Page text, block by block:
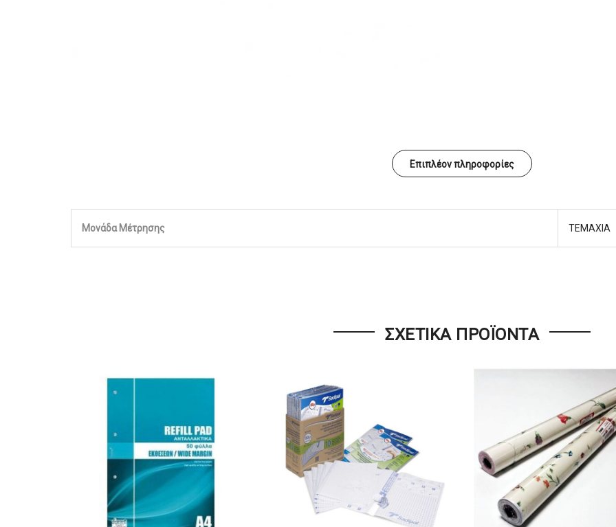
Επιπλέον πληροφορίες
Μονάδα Μέτρησης ΤΕΜΑΧΙΑ
ΣΧΕΤΙΚΆ ΠΡΟΪΌΝΤΑ